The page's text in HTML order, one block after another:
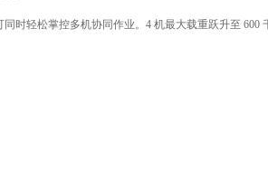
时轻松掌控多机协同作业。4 机最大载重跃升至 600